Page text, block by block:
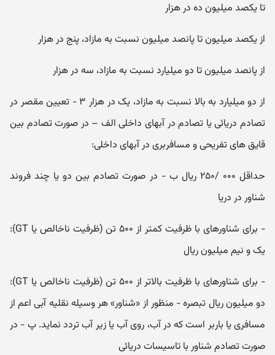
تا یکصد میلیون ده در هزار
از یکصد میلیون تا پانصد میلیون نسبت به مازاد، پنج در هزار
از پانصد میلیون تا دو میلیارد نسبت به مازاد، سه در هزار
از دو میلیارد به بالا نسبت به مازاد، یک در هزار ۳ - تعیین مقصر در
تصادم دریائی یا تصادم در آبهای داخلی الف – در صورت تصادم بین
قایق های تفریحی و مسافربری در آبهای داخلی:
حداقل ۰۰۰ /۲۵۰ ریال ب - در صورت تصادم بین دو یا چند فروند
شناور در دریا
- برای شناورهای با ظرفیت کمتر از ۵۰۰ تن (ظرفیت ناخالص یا GT):
یک و نیم میلیون ریال
- برای شناورهای با ظرفیت بالاتر از ۵۰۰ تن (ظرفیت ناخالص یا GT):
دو میلیون ریال تبصره - منظور از «شناور» هر وسیله نقلیه آبی اعم از
مسافری یا باربر است که در آب، روی آب یا زیر آب تردد نماید. پ - در
صورت تصادم شناور با تاسیسات دریائی